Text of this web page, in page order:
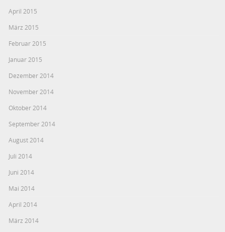
April 2015
März 2015
Februar 2015
Januar 2015
Dezember 2014
November 2014
Oktober 2014
September 2014
August 2014
Juli 2014
Juni 2014
Mai 2014
April 2014
März 2014